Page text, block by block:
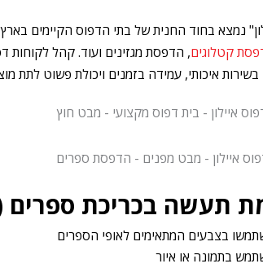
נמצא בחוד החנית של בתי הדפוס הקיימים בארץ
קטלוגים
איכותי, עמידה בזמנים ויכולת פשוט לתת
תעשה בכריכת
בצבעים המתאימים לאופי הספרים
בתמונה או איור